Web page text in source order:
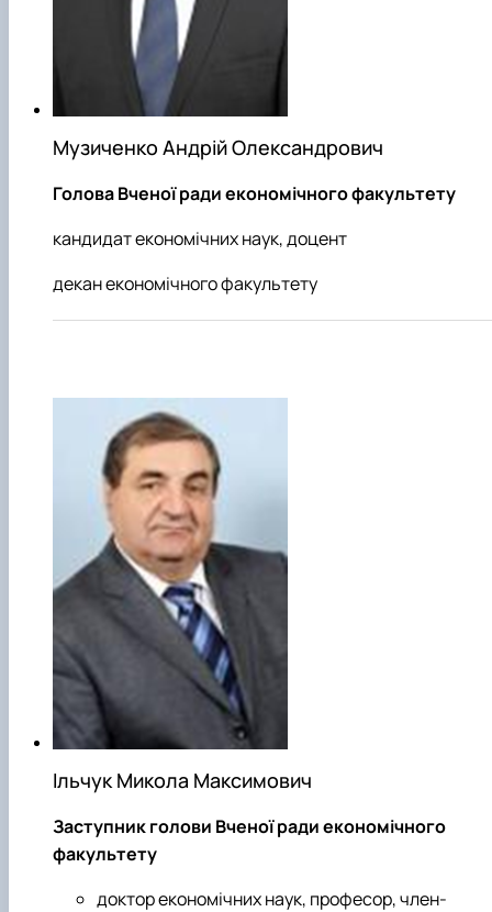
Проєкт «Розвиток лідерських навичок жінок
та мереж для забезпечення рівності у …
Музиченко Андрій Олександрович
Голова Вченої ради економічного факультету
кандидат економічних наук, доцент
декан економічного факультету
Ільчук Микола Максимович
Заступник голови Вченої ради економічного
факультету
доктор економічних наук, професор, член-